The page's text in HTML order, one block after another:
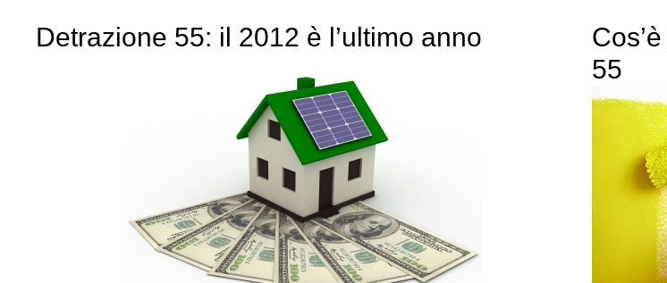
Detrazione 55: il 2012 è l’ultimo anno
55